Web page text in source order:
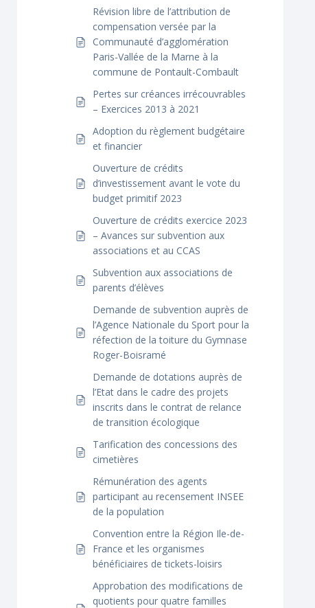
Révision libre de l’attribution de
compensation versée par la
Communauté d’agglomération
Paris-Vallée de la Marne à la
commune de Pontault-Combault
Pertes sur créances irrécouvrables
– Exercices 2013 à 2021
Adoption du règlement budgétaire
et financier
Ouverture de crédits
d’investissement avant le vote du
budget primitif 2023
Ouverture de crédits exercice 2023
– Avances sur subvention aux
associations et au CCAS
Subvention aux associations de
parents d’élèves
Demande de subvention auprès de
l’Agence Nationale du Sport pour la
réfection de la toiture du Gymnase
Roger-Boisramé
Demande de dotations auprès de
l’Etat dans le cadre des projets
inscrits dans le contrat de relance
de transition écologique
Tarification des concessions des
cimetières
Rémunération des agents
participant au recensement INSEE
de la population
Convention entre la Région Ile-de-
France et les organismes
bénéficiaires de tickets-loisirs
Approbation des modifications de
quotients pour quatre familles